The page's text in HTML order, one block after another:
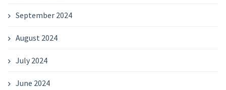
September 2024
August 2024
July 2024
June 2024